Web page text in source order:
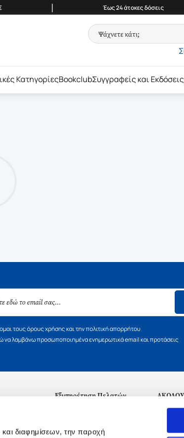
και διαφημίσεων, την παροχή
| Έως 24 άτοκες δόσεις
ΚατηγορίεςBookclubΣυγγραφείς και Εκδόσεις
τους όρους χρήσης και την πολιτική απορρήτου
να λαμβάνω προσωποποιημένα ενημερωτικά email και προτάσεις
Εξυπηρέτηση Πελατών